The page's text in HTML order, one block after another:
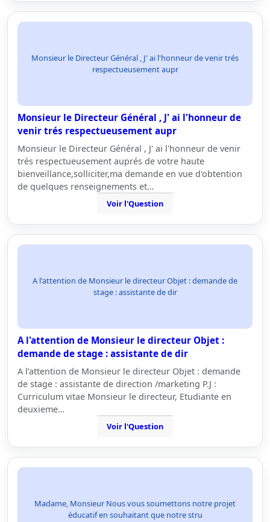
Monsieur le Directeur Général , J' ai l'honneur de venir trés
respectueusement aupr
Monsieur le Directeur Général , J' ai l'honneur de
venir trés respectueusement aupr
Monsieur le Directeur Général , J' ai l'honneur de venir
trés respectueusement auprés de votre haute
bienveillance,solliciter,ma demande en vue d'obtention
de quelques renseignements et…
Voir l'Question
A l'attention de Monsieur le directeur Objet : demande de
stage : assistante de dir
A l'attention de Monsieur le directeur Objet :
demande de stage : assistante de dir
A l’attention de Monsieur le directeur Objet : demande
de stage : assistante de direction /marketing P.J :
Curriculum vitae Monsieur le directeur, Etudiante en
deuxieme…
Voir l'Question
Madame, Monsieur Nous vous soumettons notre projet
éducatif en souhaitant que notre stru